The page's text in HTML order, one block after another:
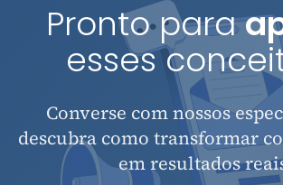
Pronto para
esses
Converse com nossos
descubra como transformar
em resultados